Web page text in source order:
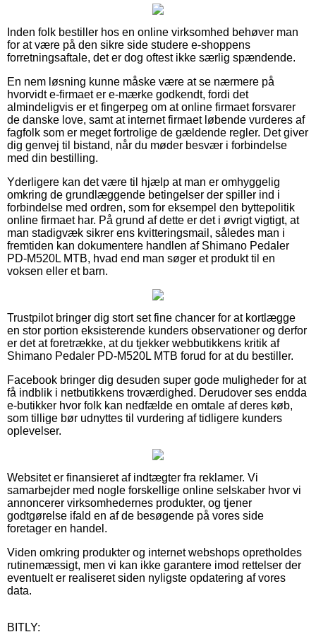
Inden folk bestiller hos en online virksomhed behøver man
for at være på den sikre side studere e-shoppens
forretningsaftale, det er dog oftest ikke særlig spændende.
En nem løsning kunne måske være at se nærmere på
hvorvidt e-firmaet er e-mærke godkendt, fordi det
almindeligvis er et fingerpeg om at online firmaet forsvarer
de danske love, samt at internet firmaet løbende vurderes af
fagfolk som er meget fortrolige de gældende regler. Det giver
dig genvej til bistand, når du møder besvær i forbindelse
med din bestilling.
Yderligere kan det være til hjælp at man er omhyggelig
omkring de grundlæggende betingelser der spiller ind i
forbindelse med ordren, som for eksempel den byttepolitik
online firmaet har. På grund af dette er det i øvrigt vigtigt, at
man stadigvæk sikrer ens kvitteringsmail, således man i
fremtiden kan dokumentere handlen af Shimano Pedaler
PD-M520L MTB, hvad end man søger et produkt til en
voksen eller et barn.
Trustpilot bringer dig stort set fine chancer for at kortlægge
en stor portion eksisterende kunders observationer og derfor
er det at foretrække, at du tjekker webbutikkens kritik af
Shimano Pedaler PD-M520L MTB forud for at du bestiller.
Facebook bringer dig desuden super gode muligheder for at
få indblik i netbutikkens troværdighed. Derudover ses endda
e-butikker hvor folk kan nedfælde en omtale af deres køb,
som tillige bør udnyttes til vurdering af tidligere kunders
oplevelser.
Websitet er finansieret af indtægter fra reklamer. Vi
samarbejder med nogle forskellige online selskaber hvor vi
annoncerer virksomhedernes produkter, og tjener
godtgørelse ifald en af de besøgende på vores side
foretager en handel.
Viden omkring produkter og internet webshops opretholdes
rutinemæssigt, men vi kan ikke garantere imod rettelser der
eventuelt er realiseret siden nyligste opdatering af vores
data.
BITLY: